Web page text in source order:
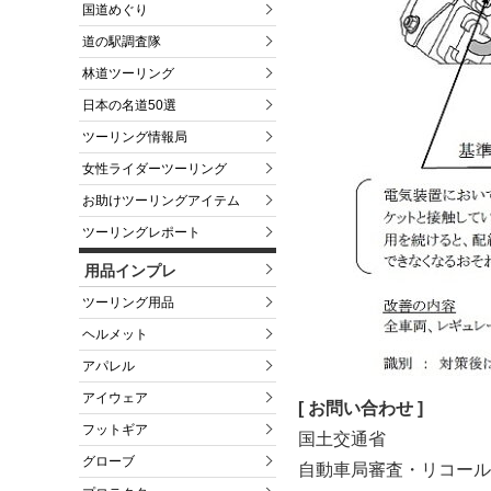
国道めぐり
道の駅調査隊
林道ツーリング
日本の名道50選
ツーリング情報局
女性ライダーツーリング
お助けツーリングアイテム
ツーリングレポート
用品インプレ
ツーリング用品
ヘルメット
アパレル
アイウェア
フットギア
グローブ
[ お問い合わせ ]
国土交通省
自動車局審査・リコー